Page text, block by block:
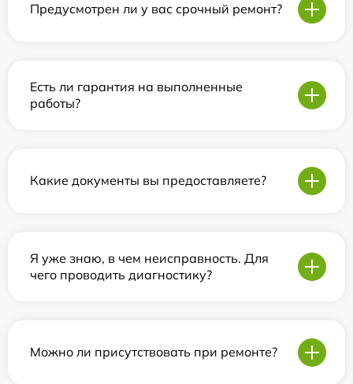
Предусмотрен ли у вас срочный ремонт?
Есть ли гарантия на выполненные
работы?
Какие документы вы предоставляете?
Я уже знаю, в чем неисправность. Для
чего проводить диагностику?
Можно ли присутствовать при ремонте?